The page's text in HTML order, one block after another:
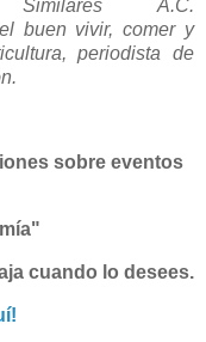
A.C.
buen vivir, comer y
periodista de
sobre eventos
cuando lo desees.